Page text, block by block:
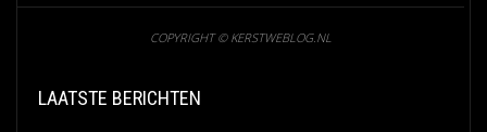
COPYRIGHT © KERSTWEBLOG.NL
LAATSTE BERICHTEN